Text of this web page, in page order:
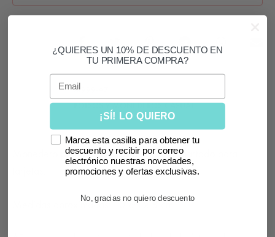
M999-AZ
CATEGORÍA
BOLSOS Y MONEDEROS CASUAL
Monedero piel azul con cremallera y apartado para
Medidas aproximadas: 10 cm x 8 cm.
¿QUIERES UN 10% DE DESCUENTO EN
TU PRIMERA COMPRA?
Email
¡SÍ! LO QUIERO
Marca esta casilla para obtener tu
descuento y recibir por correo
electrónico nuestras novedades,
promociones y ofertas exclusivas.
No, gracias no quiero descuento